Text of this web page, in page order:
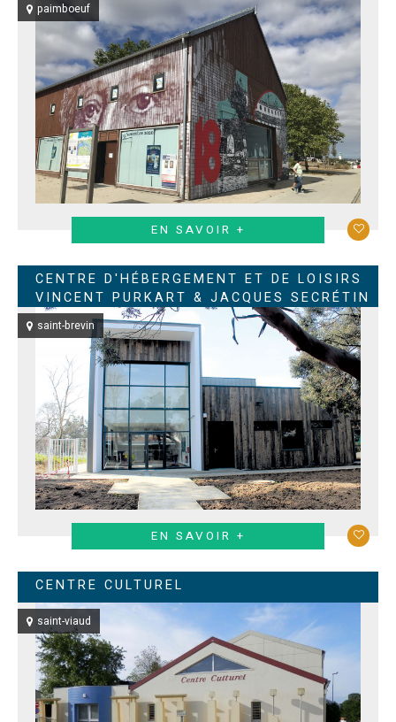
paimboeuf
EN SAVOIR +
CENTRE D'HÉBERGEMENT ET DE LOISIRS
VINCENT PURKART & JACQUES SECRÉTIN
saint-brevin
EN SAVOIR +
CENTRE CULTUREL
saint-viaud